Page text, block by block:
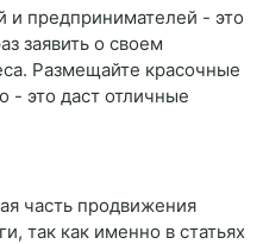
и предпринимателей - это
заявить о своем
Размещайте красочные
- это даст отличные
часть продвижения
так как именно в статьях